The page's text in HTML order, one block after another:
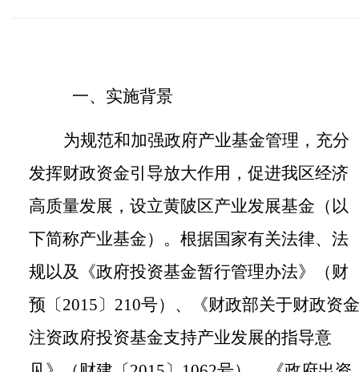
一、实施背景
为规范和加强政府产业基金管理，充分
发挥财政资金引导放大作用，促进我区经济
高质量发展，设立黄陂区产业发展基金（以
下简称产业基金）。根据国家有关法律、法
规以及《政府投资基金暂行管理办法》（财
预〔2015〕 210号）、《财政部关于财政资金
注资政府投资基金支持产业发展的指导意